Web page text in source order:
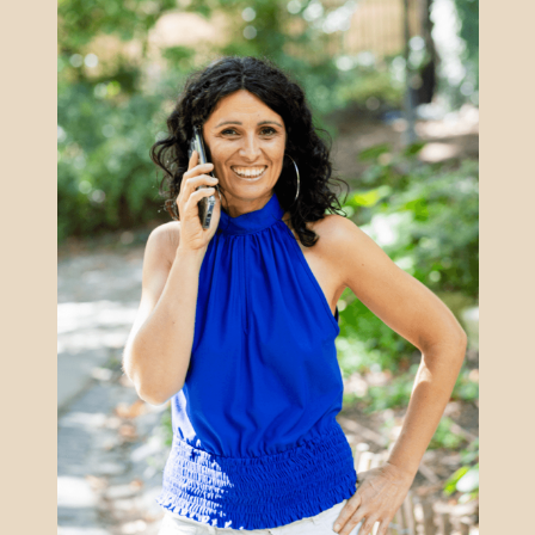
Son double objectif :
atteindre des résultats chiffréstout en permettant de
s’épanouir dans son rôle d’entrepreneure.
Avant de se lancer, Cécile a passé
10 ans à développer des
marques de luxe(joaillerie, parfum, beauté) dans15 pays
Puis vient un retour aux bases… et un constat clair :
beaucoup d’entrepreneurs excellent dans leur métier, mais
manquent destratégie commerciale , confondent
marketing, communication et vente, et peinent à vivre
sereinement de leur activité.
C’est ce qui l’a menée à accompagner des entrepreneurs en
démarrage ou confrontés à un plafond de verre, à
structurer leur business
et à apprendre àse vendre avec
justesse, sans copier-coller ni recettes toutes faites.
Sa méthode est simple :
poser des fondations solides, puis passer à l’action.